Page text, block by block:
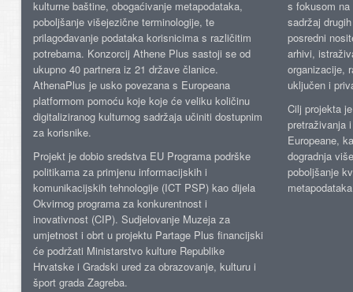
kulturne baštine, obogaćivanje metapodataka,
poboljšanje višejezične terminologije, te
prilagođavanje podataka korisnicima s različitim
potrebama. Konzorcij Athene Plus sastoji se od
ukupno 40 partnera iz 21 države članice.
AthenaPlus je usko povezana s Europeana
platformom pomoću koje koje će veliku količinu
digitaliziranog kulturnog sadržaja učiniti dostupnim
za korisnike.
Projekt je dobio sredstva EU Programa podrške
politikama za primjenu informacijskih i
komunikacijskih tehnologije (ICT PSP) kao dijela
Okvirnog programa za konkurentnost i
inovativnost (CIP). Sudjelovanje Muzeja za
umjetnost i obrt u projektu Partage Plus financijski
će podržati Ministarstvo kulture Republike
Hrvatske i Gradski ured za obrazovanje, kulturu i
šport grada Zagreba.
s fokusom
sadržaj
posredni
arhivi,
organizacije,
uključen i
Cilj projekta
pretraživanja
Europeane,
dogradnja
poboljšanje